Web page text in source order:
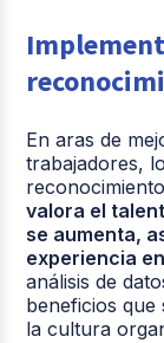
En aras de
trabajadores,
valora el
se aumenta,
experiencia
análisis de
beneficios que
la cultura